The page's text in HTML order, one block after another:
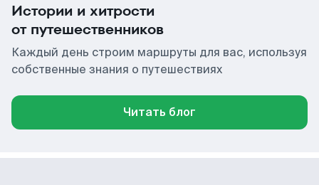
Истории и хитрости
от путешественников
Каждый день строим маршруты для вас, используя
собственные знания о путешествиях
Читать блог